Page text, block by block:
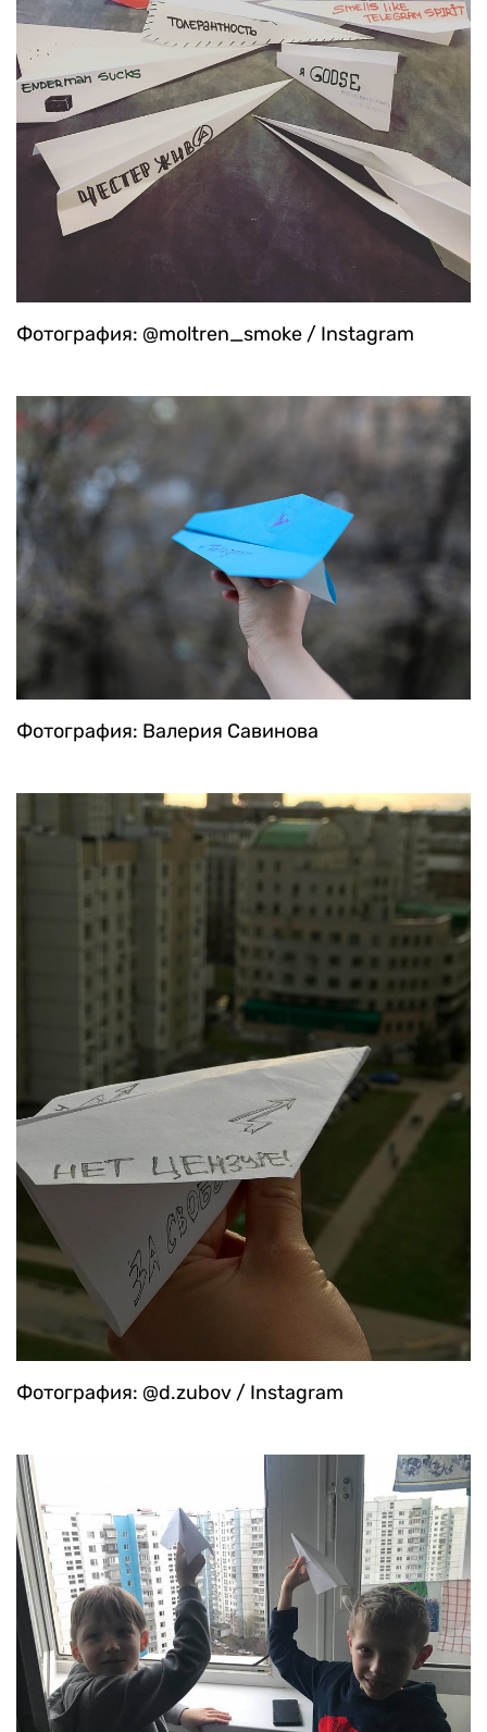
Фотография: @moltren_smoke / Instagram
Фотография: Валерия Савинова
Фотография: @d.zubov / Instagram